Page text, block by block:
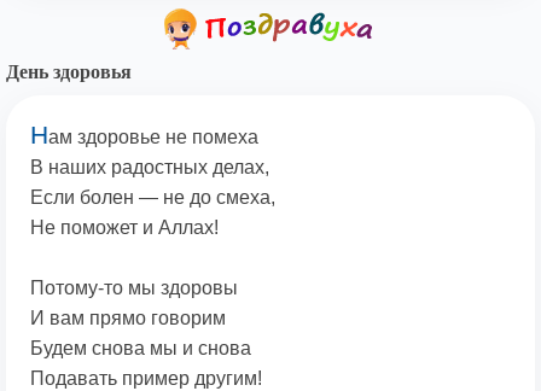
День здоровья
Нам здоровье не помеха
В наших радостных делах,
Если болен — не до смеха,
Не поможет и Аллах!
Потому-то мы здоровы
И вам прямо говорим
Будем снова мы и снова
Подавать пример другим!